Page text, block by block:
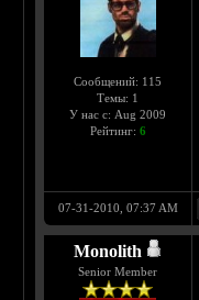
Сообщений: 115
Темы: 1
У нас с: Aug 2009
Рейтинг: 6
07-31-2010, 07:37 AM
Monolith
Senior Member